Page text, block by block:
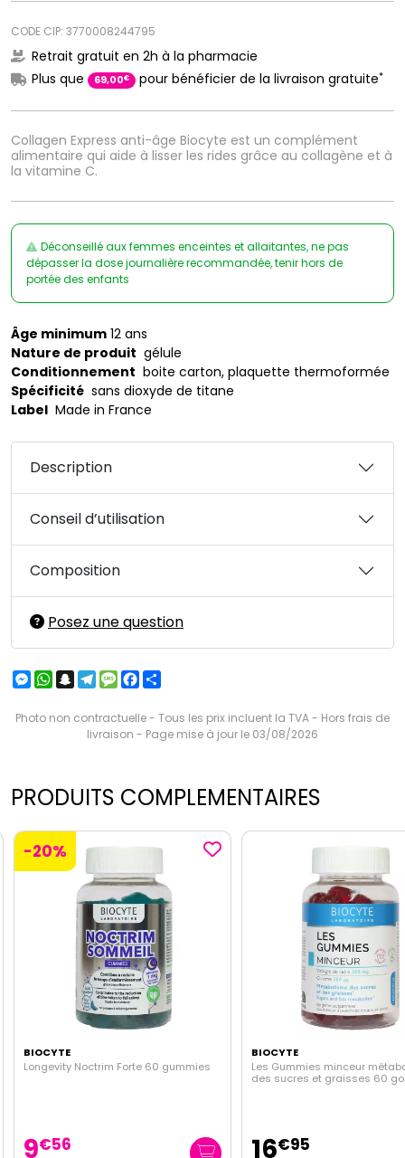
Collagen Express anti-âge Biocyte est un complément
alimentaire qui aide à lisser les rides grâce au collagène et à
la vitamine C.
CODE CIP: 3770008244795
Retrait gratuit en 2h à la pharmacie
Plus que
69,00€ pour bénéficier de la livraison gratuite*
Déconseillé aux femmes enceintes et allaitantes, ne pas
dépasser la dose journalière recommandée, tenir hors de
portée des enfants
Âge minimum 12 ans
Nature de produit gélule
Conditionnement boite carton, plaquette thermoformée
Spécificité sans dioxyde de titane
Label Made in France
Description
Conseil d’utilisation
Composition
Posez une question
Messenger
WhatsApp
Snapchat
Telegram
MessageFacebook
Photo non contractuelle - Tous les prix incluent la TVA - Hors frais de
livraison - Page mise à jour le 03/08/2026
PRODUITS COMPLEMENTAIRES
-20%
BIOCYTE
Longevity Noctrim Forte 60 gummies
9€56
BIOCYTE
Les Gummies minceur
des sucres et graisses 60
16€95